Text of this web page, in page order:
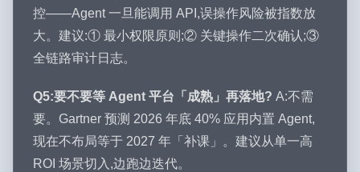
控——Agent 一旦能调用 API,误操作风险被指数放
大。建议:① 最小权限原则;② 关键操作二次确认;③
全链路审计日志。
Q5:要不要等 Agent 平台「成熟」再落地? A:不需
要。Gartner 预测 2026 年底 40% 应用内置 Agent,
现在不布局等于 2027 年「补课」。建议从单一高
ROI 场景切入,边跑边迭代。